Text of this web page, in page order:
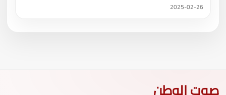
2025-02-26